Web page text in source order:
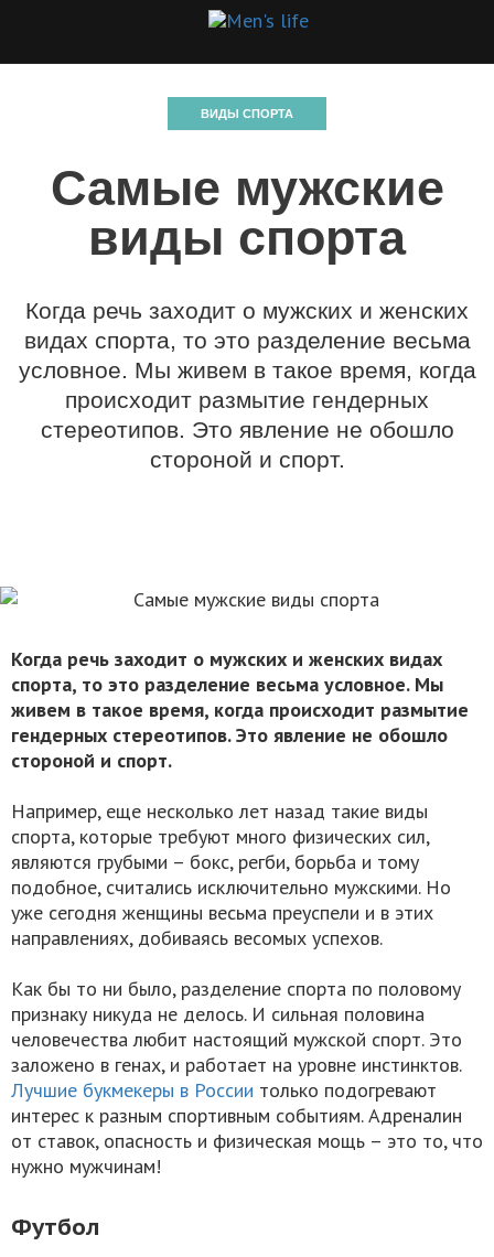
ВИДЫ СПОРТА
Cамые мужские
виды спорта
Когда речь заходит о мужских и женских
видах спорта, то это разделение весьма
условное. Мы живем в такое время, когда
происходит размытие гендерных
стереотипов. Это явление не обошло
стороной и спорт.
Когда речь заходит о мужских и женских видах
спорта, то это разделение весьма условное. Мы
живем в такое время, когда происходит размытие
гендерных стереотипов. Это явление не обошло
стороной и спорт.
Например, еще несколько лет назад такие виды
спорта, которые требуют много физических сил,
являются грубыми – бокс, регби, борьба и тому
подобное, считались исключительно мужскими. Но
уже сегодня женщины весьма преуспели и в этих
направлениях, добиваясь весомых успехов.
Как бы то ни было, разделение спорта по половому
признаку никуда не делось. И сильная половина
человечества любит настоящий мужской спорт. Это
заложено в генах, и работает на уровне инстинктов.
Лучшие букмекеры в России только подогревают
интерес к разным спортивным событиям. Адреналин
от ставок, опасность и физическая мощь – это то, что
нужно мужчинам!
Футбол